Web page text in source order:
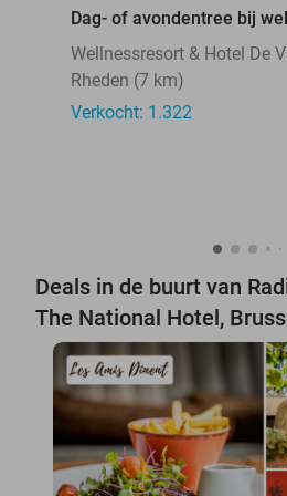
Dag- of avondentree bij
Wellnessresort & Hotel De
Rheden (7 km)
Verkocht: 1.322
Deals in de buurt van
The National Hotel,